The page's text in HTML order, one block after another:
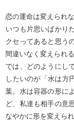
恋の運命は変えられ
いつも片思いばかり
クセってあると思う
間違いなく変えられる
では、どのようにし
したいのが「水は方
葉。水は容器の形に
ど、私達も相手の意
なやかに形を変えら